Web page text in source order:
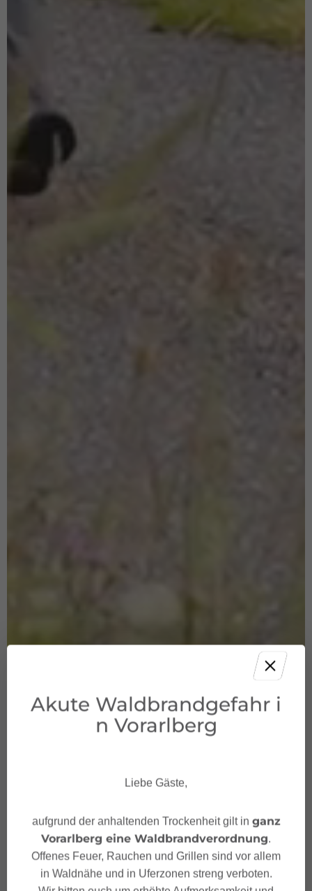
Akute Waldbrandgefahr i
n Vorarlberg
Liebe Gäste,
aufgrund der anhaltenden Trockenheit gilt in ganz
Vorarlberg eine Waldbrandverordnung.
Offenes Feuer, Rauchen und Grillen sind vor allem
in Waldnähe und in Uferzonen streng verboten.